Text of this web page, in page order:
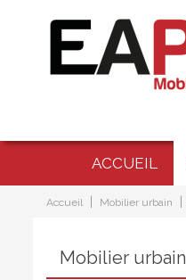
ACCUEIL
Accueil Mobilier urbain
Mobilier urbain